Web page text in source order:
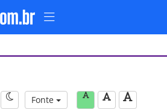
Fonte